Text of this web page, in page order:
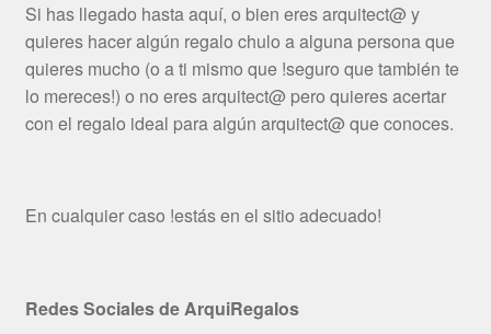
Si has llegado hasta aquí, o bien eres arquitect@ y
quieres hacer algún regalo chulo a alguna persona que
quieres mucho (o a ti mismo que !seguro que también te
lo mereces!) o no eres arquitect@ pero quieres acertar
con el regalo ideal para algún arquitect@ que conoces.
En cualquier caso !estás en el sitio adecuado!
Redes Sociales de ArquiRegalos